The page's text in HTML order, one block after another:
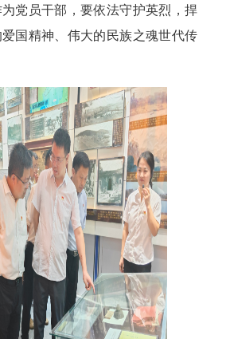
党员干部，要依法守护英烈，捍
国精神、伟大的民族之魂世代传